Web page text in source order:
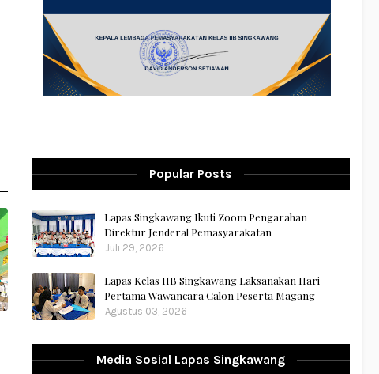
Popular Posts
Lapas Singkawang Ikuti Zoom Pengarahan
Direktur Jenderal Pemasyarakatan
Juli 29, 2026
Lapas Kelas IIB Singkawang Laksanakan Hari
Pertama Wawancara Calon Peserta Magang
Agustus 03, 2026
Media Sosial Lapas Singkawang